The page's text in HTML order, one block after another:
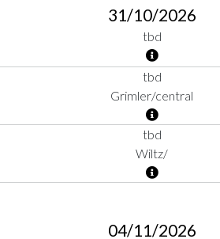
31/10/2026
tbd
tbd
Grimler/central
tbd
Wiltz/
04/11/2026